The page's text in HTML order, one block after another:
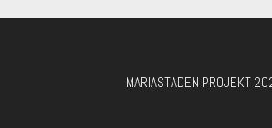
MARIASTADEN PROJEKT